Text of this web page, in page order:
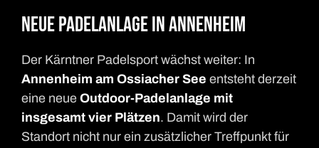
Neue Padelanlage in Annenheim
Der Kärntner Padelsport wächst weiter: In
Annenheim am Ossiacher See entsteht derzeit
eine neue Outdoor-Padelanlage mit
insgesamt vier Plätzen. Damit wird der
Standort nicht nur ein zusätzlicher Treffpunkt für